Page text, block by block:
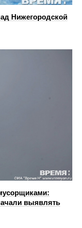
Нижегородской
выявлять